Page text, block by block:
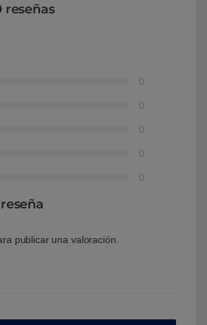
reseñas
0
0
0
0
0
publicar una valoración.